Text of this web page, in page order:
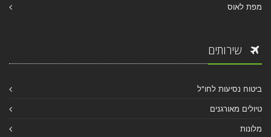
מפת לאוס
שירותים
ביטוח נסיעות לחו"ל
טיולים מאורגנים
מלונות